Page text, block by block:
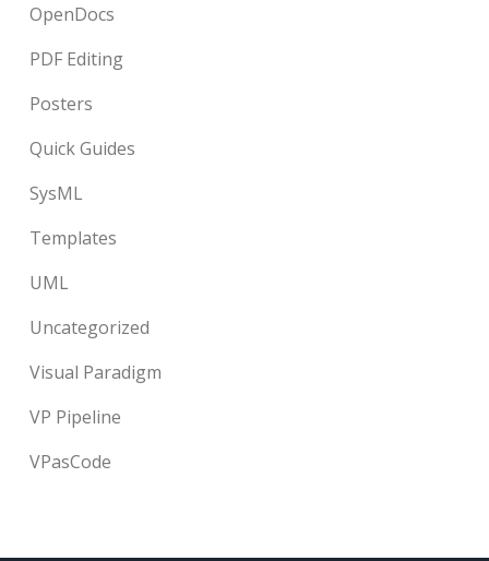
OpenDocs
PDF Editing
Posters
Quick Guides
SysML
Templates
UML
Uncategorized
Visual Paradigm
VP Pipeline
VPasCode